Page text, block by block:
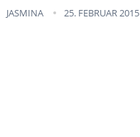
JASMINA 25. FEBRUAR 2015